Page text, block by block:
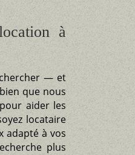
à
— et
que nous
aider les
locataire
adapté à vos
plus